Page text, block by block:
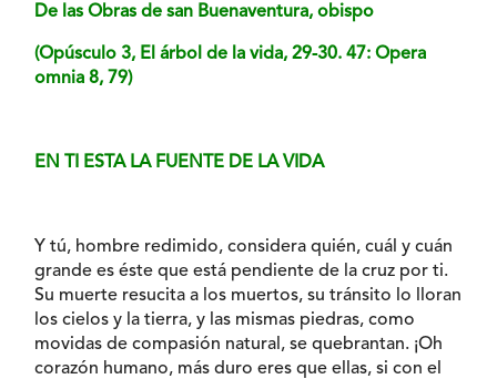
De las Obras de san Buenaventura, obispo
(Opúsculo 3, El árbol de la vida, 29-30. 47: Opera
omnia 8, 79)
EN TI ESTA LA FUENTE DE LA VIDA
Y tú, hombre redimido, considera quién, cuál y cuán
grande es éste que está pendiente de la cruz por ti.
Su muerte resucita a los muertos, su tránsito lo lloran
los cielos y la tierra, y las mismas piedras, como
movidas de compasión natural, se quebrantan. ¡Oh
corazón humano, más duro eres que ellas, si con el